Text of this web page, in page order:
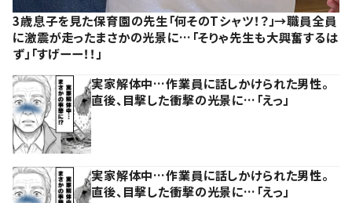
3歳息子を見た保育園の先生「何そのTシャツ！？」→職員全員
に激震が走ったまさかの光景に…「そりゃ先生も大興奮するは
ず」「すげーー！！」
実家解体中…作業員に話しかけられた男性。
直後、目撃した衝撃の光景に…「えっ」
実家解体中…作業員に話しかけられた男性。
直後、目撃した衝撃の光景に…「えっ」